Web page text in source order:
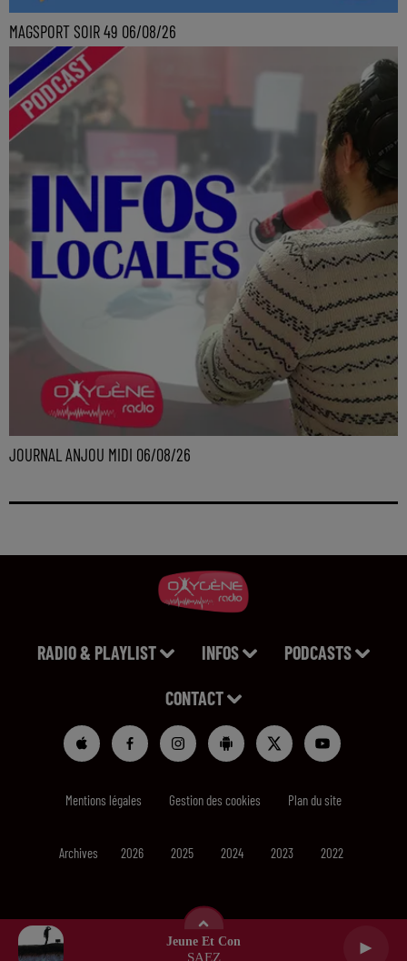
Jeune Et Con
SAEZ
MAGSPORT SOIR 49 06/08/26
JOURNAL ANJOU MIDI 06/08/26
RADIO & PLAYLIST INFOS PODCASTS
CONTACT
Mentions légales Gestion des cookies Plan du site
Archives 2026 2025 2024 2023 2022